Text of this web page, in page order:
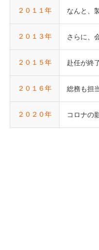
２０１１年 なんと、
２０１３年 さらに、
２０１５年 赴任が終
２０１６年 総務も担
２０２０年 コロナの